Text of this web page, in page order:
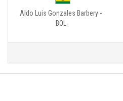
Aldo Luis Gonzales Barbery -
BOL